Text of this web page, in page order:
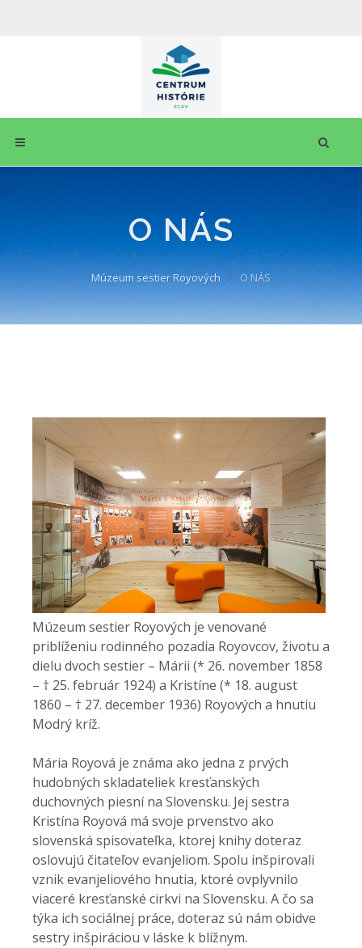
O NÁS
Múzeum sestier Royových O NÁS
Múzeum sestier Royových je venované
priblíženiu rodinného pozadia Royovcov, životu a
dielu dvoch sestier – Márii (* 26. november 1858
– † 25. február 1924) a Kristíne (* 18. august
1860 – † 27. december 1936) Royových a hnutiu
Modrý kríž.
Mária Royová je známa ako jedna z prvých
hudobných skladateliek kresťanských
duchovných piesní na Slovensku. Jej sestra
Kristína Royová má svoje prvenstvo ako
slovenská spisovateľka, ktorej knihy doteraz
oslovujú čitateľov evanjeliom. Spolu inšpirovali
vznik evanjeliového hnutia, ktoré ovplyvnilo
viaceré kresťanské cirkvi na Slovensku. A čo sa
týka ich sociálnej práce, doteraz sú nám obidve
sestry inšpiráciou v láske k blížnym.